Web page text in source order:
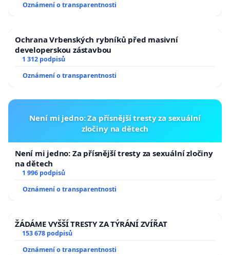
republiky
Oznámení o transparentnosti
Ochrana Vrbenských rybníků před masivní
developerskou zástavbou
1 312 podpisů
Oznámení o transparentnosti
Není mi jedno: Za přísnější tresty za sexuální
zločiny na dětech
Není mi jedno: Za přísnější tresty za sexuální zločiny
na dětech
1 996 podpisů
Oznámení o transparentnosti
ŽÁDÁME VYŠŠÍ TRESTY ZA TÝRÁNÍ ZVÍŘAT
153 678 podpisů
Oznámení o transparentnosti